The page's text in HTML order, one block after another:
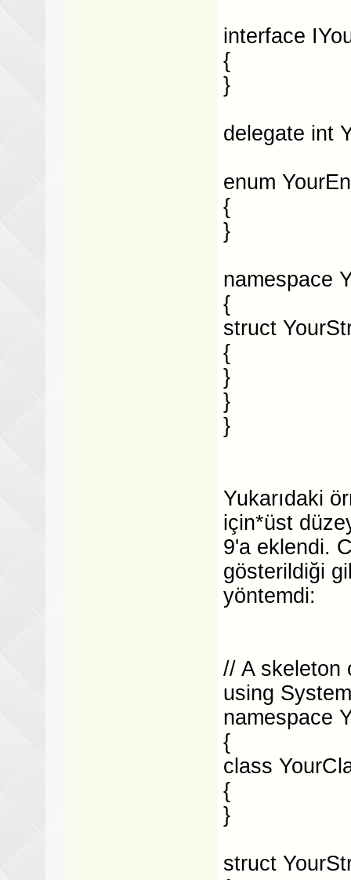
interface
{
}
delegate int
enum
{
}
namespace
{
struct
{
}
}
}
Yukarıdaki
için*üst
9'a eklendi.
gösterildiği
yöntemdi:
// A skeleton
using
namespace
{
class
{
}
struct